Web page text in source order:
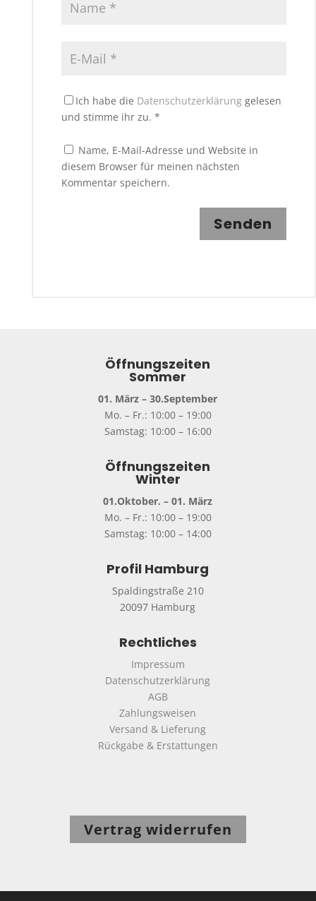
Ich habe die Datenschutzerklärunggelesen
und stimme ihr zu. *
Name, E-Mail-Adresse und Website in
diesem Browser für meinen nächsten
Kommentar speichern.
Senden
Öffnungszeiten
Sommer
01. März – 30.September
Mo. – Fr.: 10:00 – 19:00
Samstag: 10:00 – 16:00
Öffnungszeiten
Winter
01.Oktober. – 01. März
Mo. – Fr.: 10:00 – 19:00
Samstag: 10:00 – 14:00
Profil Hamburg
Spaldingstraße 210
20097 Hamburg
Rechtliches
Impressum
Datenschutzerklärung
AGB
Zahlungsweisen
Versand & Lieferung
Rückgabe & Erstattungen
Vertrag widerrufen